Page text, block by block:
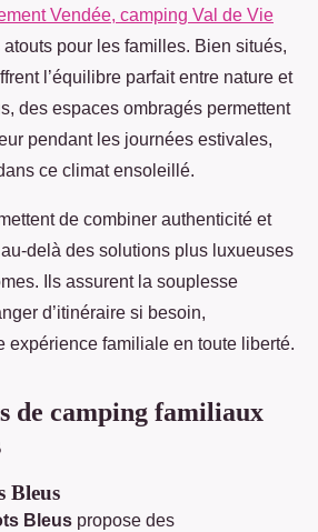
Vendée, camping Val de Vie
pour les familles. Bien situés,
l’équilibre parfait entre nature et
des espaces ombragés permettent
pendant les journées estivales,
ce climat ensoleillé.
de combiner authenticité et
delà des solutions plus luxueuses
Ils assurent la souplesse
d’itinéraire si besoin,
expérience familiale en toute liberté.
de camping familiaux
Bleus
Bleus propose des